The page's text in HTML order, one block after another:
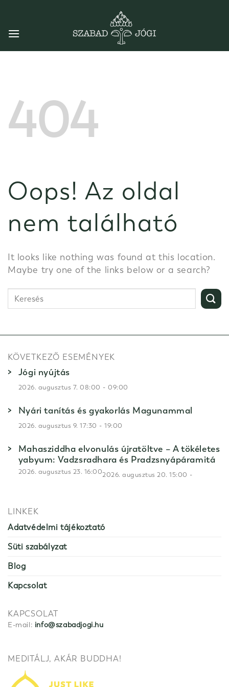
content
404
Oops! Az oldal
nem található
It looks like nothing was found at this location.
Maybe try one of the links below or a search?
KÖVETKEZŐ ESEMÉNYEK
Jógi nyújtás
2026. augusztus 7. 08:00 -09:00
Nyári tanítás és gyakorlás Magunammal
2026. augusztus 9. 17:30 -19:00
Mahasziddha elvonulás újratöltve – A tökéletes
yabyum: Vadzsradhara és Pradzsnyápáramitá
2026. augusztus 20. 15:00 -
2026. augusztus 23. 16:00
LINKEK
Adatvédelmi tájékoztató
Süti szabályzat
Blog
Kapcsolat
KAPCSOLAT
E-mail: info@szabadjogi.hu
MEDITÁLJ, AKÁR BUDDHA!